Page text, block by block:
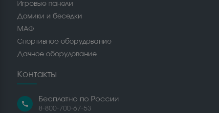
Игровые панели
Домики и беседки
МАФ
Спортивное оборудование
Дачное оборудование
Контакты
call
Бесплатно по России
8-800-700-67-53